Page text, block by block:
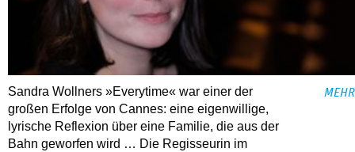
Sandra Wollners »Everytime« war einer der
großen Erfolge von Cannes: eine eigenwillige,
lyrische Reflexion über eine ­Familie, die aus der
Bahn geworfen wird … Die Regisseurin im
MEHR